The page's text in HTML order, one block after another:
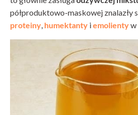
półproduktowo-maskowej znalazły
proteiny, humektanty iemolientyw